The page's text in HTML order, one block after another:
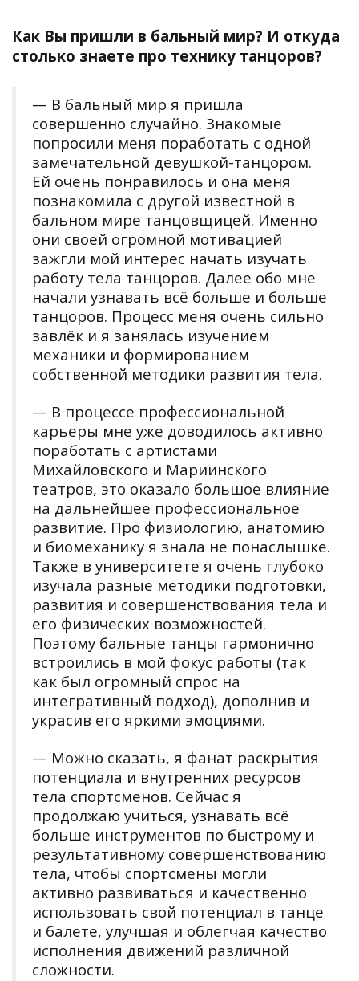
Как Вы пришли в бальный мир? И откуда
столько знаете про технику танцоров?
— В бальный мир я пришла
совершенно случайно. Знакомые
попросили меня поработать с одной
замечательной девушкой-танцором.
Ей очень понравилось и она меня
познакомила с другой известной в
бальном мире танцовщицей. Именно
они своей огромной мотивацией
зажгли мой интерес начать изучать
работу тела танцоров. Далее обо мне
начали узнавать всё больше и больше
танцоров. Процесс меня очень сильно
завлёк и я занялась изучением
механики и формированием
собственной методики развития тела.
— В процессе профессиональной
карьеры мне уже доводилось активно
поработать с артистами
Михайловского и Мариинского
театров, это оказало большое влияние
на дальнейшее профессиональное
развитие. Про физиологию, анатомию
и биомеханику я знала не понаслышке.
Также в университете я очень глубоко
изучала разные методики подготовки,
развития и совершенствования тела и
его физических возможностей.
Поэтому бальные танцы гармонично
встроились в мой фокус работы (так
как был огромный спрос на
интегративный подход), дополнив и
украсив его яркими эмоциями.
— Можно сказать, я фанат раскрытия
потенциала и внутренних ресурсов
тела спортсменов. Сейчас я
продолжаю учиться, узнавать всё
больше инструментов по быстрому и
результативному совершенствованию
тела, чтобы спортсмены могли
активно развиваться и качественно
использовать свой потенциал в танце
и балете, улучшая и облегчая качество
исполнения движений различной
сложности.